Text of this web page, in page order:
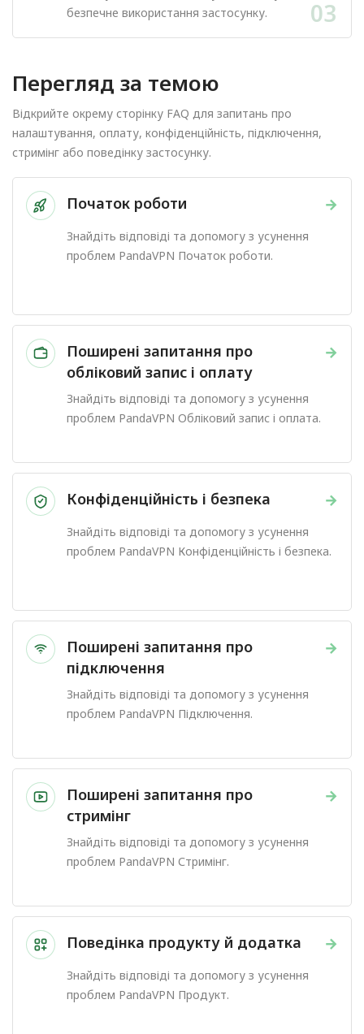
безпечне використання застосунку.
03
Перегляд за темою
Відкрийте окрему сторінку FAQ для запитань про
налаштування, оплату, конфіденційність, підключення,
стримінг або поведінку застосунку.
→
Початок роботи
Знайдіть відповіді та допомогу з усунення
проблем PandaVPN Початок роботи.
→
Поширені запитання про
обліковий запис і оплату
Знайдіть відповіді та допомогу з усунення
проблем PandaVPN Обліковий запис і оплата.
→
Конфіденційність і безпека
Знайдіть відповіді та допомогу з усунення
проблем PandaVPN Конфіденційність і безпека.
→
Поширені запитання про
підключення
Знайдіть відповіді та допомогу з усунення
проблем PandaVPN Підключення.
→
Поширені запитання про
стримінг
Знайдіть відповіді та допомогу з усунення
проблем PandaVPN Стримінг.
→
Поведінка продукту й додатка
Знайдіть відповіді та допомогу з усунення
проблем PandaVPN Продукт.